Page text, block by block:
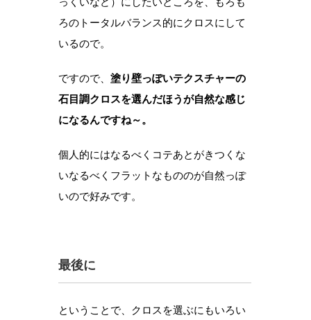
ろのトータルバランス的にクロスにして
いるので。
ですので、 塗り壁っぽいテクスチャーの
石目調クロスを選んだほうが自然な感じ
になるんですね～。
個人的にはなるべくコテあとがきつくな
いなるべくフラットなもののが自然っぽ
いので好みです。
最後に
ということで、クロスを選ぶにもいろい